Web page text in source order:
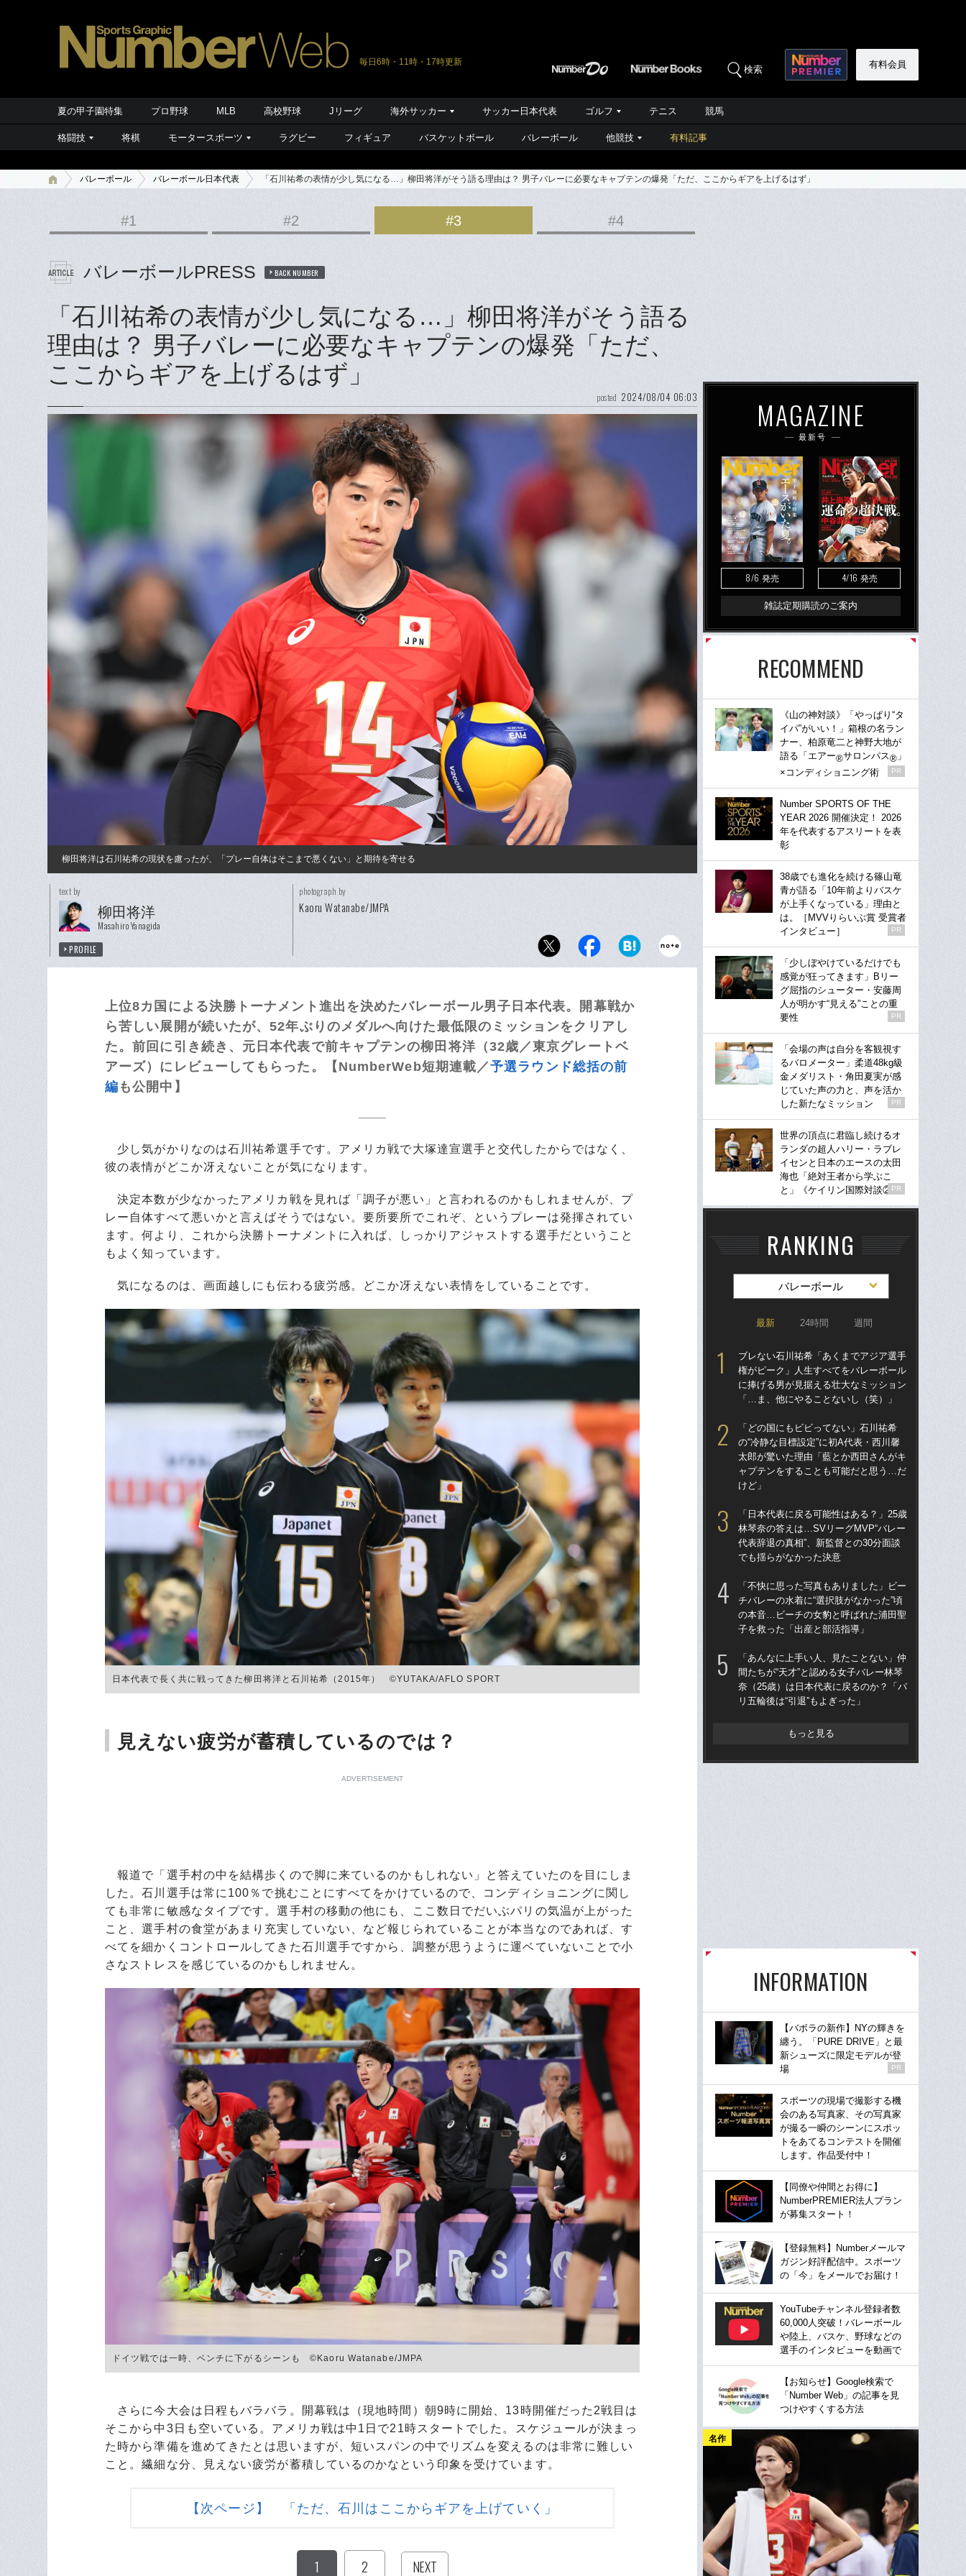
毎日6時・11時・17時更新
検索 有料会員
夏の甲子園特集 プロ野球 MLB 高校野球 Jリーグ 海外サッカー サッカー日本代表 ゴルフ テニス 競馬
格闘技 将棋 モータースポーツ ラグビー フィギュア バスケットボール バレーボール 他競技 有料記事
バレーボール バレーボール日本代表 「石川祐希の表情が少し気になる…」柳田将洋がそう語る理由は？ 男子バレーに必要なキャプテンの爆発「ただ、ここからギアを上げるはず」
#1 #2 #3 #4
バレーボールPRESS BACK NUMBER
「石川祐希の表情が少し気になる…」柳田将洋がそう語る
理由は？ 男子バレーに必要なキャプテンの爆発「ただ、
ここからギアを上げるはず」
posted 2024/08/04 06:03
柳田将洋は石川祐希の現状を慮ったが、「プレー自体はそこまで悪くない」と期待を寄せる
text by
柳田将洋
Masahiro Yanagida
PROFILE
photograph by
Kaoru Watanabe/JMPA
上位8カ国による決勝トーナメント進出を決めたバレーボール男子日本代表。開幕戦か
ら苦しい展開が続いたが、52年ぶりのメダルへ向けた最低限のミッションをクリアし
た。前回に引き続き、元日本代表で前キャプテンの柳田将洋（32歳／東京グレートベ
アーズ）にレビューしてもらった。【NumberWeb短期連載／予選ラウンド総括の前
編 も公開中】
少し気がかりなのは石川祐希選手です。アメリカ戦で大塚達宣選手と交代したからではなく、
彼の表情がどこか冴えないことが気になります。
決定本数が少なかったアメリカ戦を見れば「調子が悪い」と言われるのかもしれませんが、プ
レー自体すべて悪いかと言えばそうではない。要所要所でこれぞ、というプレーは発揮されてい
ます。何より、これから決勝トーナメントに入れば、しっかりアジャストする選手だということ
もよく知っています。
気になるのは、画面越しにも伝わる疲労感。どこか冴えない表情をしていることです。
日本代表で長く共に戦ってきた柳田将洋と石川祐希（2015年） ©︎YUTAKA/AFLO SPORT
見えない疲労が蓄積しているのでは？
ADVERTISEMENT
報道で「選手村の中を結構歩くので脚に来ているのかもしれない」と答えていたのを目にしま
した。石川選手は常に100％で挑むことにすべてをかけているので、コンディショニングに関し
ても非常に敏感なタイプです。選手村の移動の他にも、ここ数日でだいぶパリの気温が上がった
こと、選手村の食堂があまり充実していない、など報じられていることが本当なのであれば、す
べてを細かくコントロールしてきた石川選手ですから、調整が思うように運ベていないことで小
さなストレスを感じているのかもしれません。
ドイツ戦では一時、ベンチに下がるシーンも ©︎Kaoru Watanabe/JMPA
さらに今大会は日程もバラバラ。開幕戦は（現地時間）朝9時に開始、13時開催だった2戦目は
そこから中3日も空いている。アメリカ戦は中1日で21時スタートでした。スケジュールが決まっ
た時から準備を進めてきたとは思いますが、短いスパンの中でリズムを変えるのは非常に難しい
こと。繊細な分、見えない疲労が蓄積しているのかなという印象を受けています。
【次ページ】 「ただ、石川はここからギアを上げていく」
1 2 NEXT
MAGAZINE
最新号
8/6 発売 4/16 発売
雑誌定期購読のご案内
RECOMMEND
《山の神対談》「やっぱり“タ
イパ”がいい！」箱根の名ラン
ナー、柏原竜二と神野大地が
語る「エアー®サロンパス® 」
×コンディショニング術
PR
Number SPORTS OF THE
YEAR 2026 開催決定！ 2026
年を代表するアスリートを表
彰
38歳でも進化を続ける篠山竜
青が語る「10年前よりバスケ
が上手くなっている」理由と
は。［MVVりらいぶ賞 受賞者
インタビュー］
PR
「少しぼやけているだけでも
感覚が狂ってきます」Bリー
グ屈指のシューター・安藤周
人が明かす“見える”ことの重
要性
PR
「会場の声は自分を客観視す
るバロメーター」柔道48kg級
金メダリスト・角田夏実が感
じていた声の力と、声を活か
した新たなミッション
PR
世界の頂点に君臨し続けるオ
ランダの超人ハリー・ラブレ
イセンと日本のエースの太田
海也「絶対王者から学ぶこ
と」《ケイリン国際対談②》
PR
RANKING
バレーボール
最新 24時間 週間
ブレない石川祐希「あくまでアジア選手
権がピーク」人生すべてをバレーボール
に捧げる男が見据える壮大なミッション
「…ま、他にやることないし（笑）」
「どの国にもビビってない」石川祐希
の“冷静な目標設定”に初A代表・西川馨
太郎が驚いた理由「藍とか西田さんがキ
ャプテンをすることも可能だと思う…だ
けど」
「日本代表に戻る可能性はある？」25歳
林琴奈の答えは…SVリーグMVP“バレー
代表辞退の真相”、新監督との30分面談
でも揺らがなかった決意
「不快に思った写真もありました」ビー
チバレーの水着に“選択肢がなかった”頃
の本音…ビーチの女豹と呼ばれた浦田聖
子を救った「出産と部活指導」
「あんなに上手い人、見たことない」仲
間たちが“天才”と認める女子バレー林琴
奈（25歳）は日本代表に戻るのか？「パ
リ五輪後は“引退”もよぎった」
もっと見る
INFORMATION
【バボラの新作】NYの輝きを
纏う。「PURE DRIVE」と最
新シューズに限定モデルが登
場
PR
スポーツの現場で撮影する機
会のある写真家、その写真家
が撮る一瞬のシーンにスポッ
トをあてるコンテストを開催
します。作品受付中！
【同僚や仲間とお得に】
NumberPREMIER法人プラン
が募集スタート！
【登録無料】Numberメールマ
ガジン好評配信中。スポーツ
の「今」をメールでお届け！
YouTubeチャンネル登録者数
60,000人突破！バレーボール
や陸上、バスケ、野球などの
選手のインタビューを動画で
【お知らせ】Google検索で
「Number Web」の記事を見
つけやすくする方法
名作